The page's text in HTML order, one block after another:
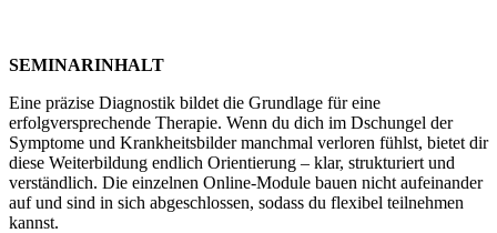
SEMINARINHALT
Eine präzise Diagnostik bildet die Grundlage für eine
erfolgversprechende Therapie. Wenn du dich im Dschungel der
Symptome und Krankheitsbilder manchmal verloren fühlst, bietet dir
diese Weiterbildung endlich Orientierung – klar, strukturiert und
verständlich. Die einzelnen Online-Module bauen nicht aufeinander
auf und sind in sich abgeschlossen, sodass du flexibel teilnehmen
kannst.